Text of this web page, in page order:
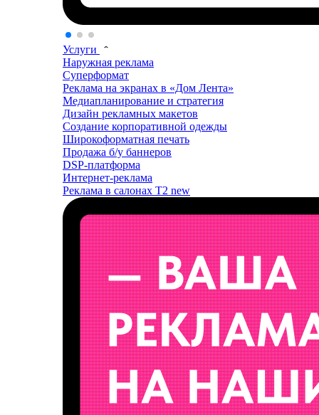
Услуги
Наружная реклама
Суперформат
Реклама на экранах в «Дом Лента»
Медиапланирование и стратегия
Дизайн рекламных макетов
Создание корпоративной одежды
Широкоформатная печать
Продажа б/у баннеров
DSP-платформа
Интернет-реклама
Реклама в салонах T2 new